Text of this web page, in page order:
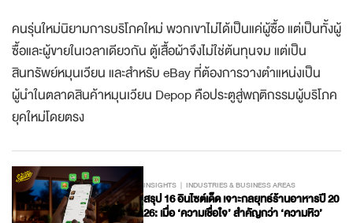
คนรุ่นใหม่นิยามการบริโภคใหม่ พวกเขาไม่ได้เป็นแค่ผู้ซื้อ แต่เป็นทั้งผู้
ซื้อและผู้ขายในเวลาเดียวกัน ตู้เสื้อผ้าจึงไม่ใช่ต้นทุนจม แต่เป็น
สินทรัพย์หมุนเวียน และสำหรับ eBay ที่ต้องการวางตำแหน่งเป็น
ผู้นำในตลาดสินค้าหมุนเวียน Depop คือประตูสู่พฤติกรรมผู้บริโภค
ยุคใหม่โดยตรง
INSIGHTS INDUSTRIES & BUSINESS AREAS
สรุป 16 อินไซต์เด็ด เจาะกลยุทธ์ร้านอาหารปี 20
26: เมื่อ ‘ความเชื่อใจ’ สำคัญกว่า ‘ความหิว’